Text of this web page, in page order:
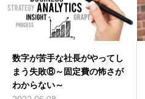
数字が苦手な社長がやってし
まう失敗⑧～固定費の怖さが
わからない～
数字が苦手な社長がやってし
まう失敗④～値上げができな
い～
数字が苦手な社長がやってし
まう失敗⑥～粗利益率を意識
しすぎる～